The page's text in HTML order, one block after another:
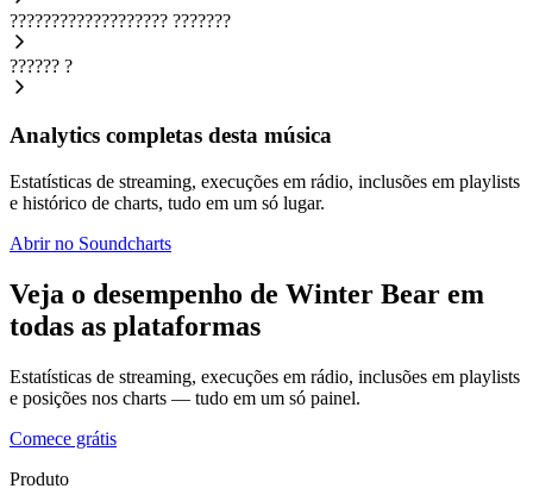
??????????????????? ???????
?????? ?
Analytics completas desta música
Estatísticas de streaming, execuções em rádio, inclusões em playlists
e histórico de charts, tudo em um só lugar.
Abrir no Soundcharts
Veja o desempenho de Winter Bear em
todas as plataformas
Estatísticas de streaming, execuções em rádio, inclusões em playlists
e posições nos charts — tudo em um só painel.
Comece grátis
Produto